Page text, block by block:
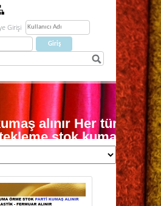
Girişi
alınır Her türlü
stok kumaş nakit
90 41
alımı dokuma kumaş alımı